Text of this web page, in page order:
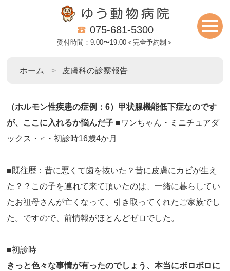
075-681-5300
受付時間：9:00〜19:00＜完全予約制＞
ホーム 皮膚科の診察報告
（ホルモン性疾患の症例：6）甲状腺機能低下症なのです
が、ここに入れるか悩んだ子 ■ワンちゃん・ミニチュアダ
ックス・♂・初診時16歳4か月
■既往歴：昔に悪くて歯を抜いた？昔に皮膚にカビが生え
た？？この子を連れて来て頂いたのは、一緒に暮らしてい
たお祖母さんが亡くなって、引き取ってくれたご家族でし
た。ですので、前情報がほとんどゼロでした。
■初診時
きっと色々な事情が有ったのでしょう、本当にボロボロに